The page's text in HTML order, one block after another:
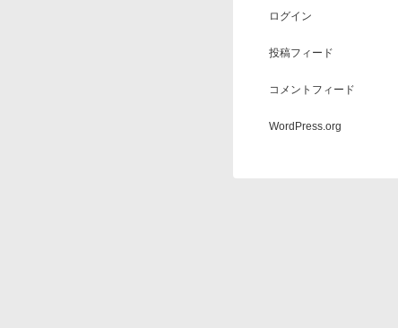
ログイン
投稿フィード
コメントフィード
WordPress.org